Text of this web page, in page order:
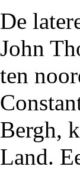
De
John
ten
Bergh,
Land.